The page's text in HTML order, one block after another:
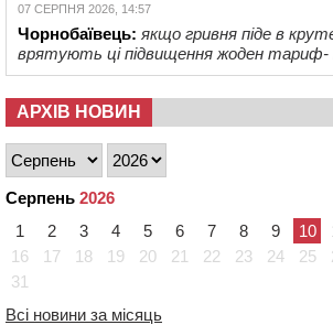
07 СЕРПНЯ 2026, 14:57
Чорнобаївець: якщо гривня піде в
врятують ці підвищення жоден тариф-
АРХІВ НОВИН
Серпень 2026
1
2 3 4 5 6 7 8 9 10
16
17 18 19 20 21 22 23 24 25
31
Всі новини за місяць